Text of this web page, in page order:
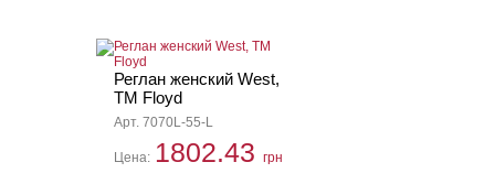
Реглан женский West,
ТМ Floyd
Арт. 7070L-55-L
Цена: 1802.43 грн